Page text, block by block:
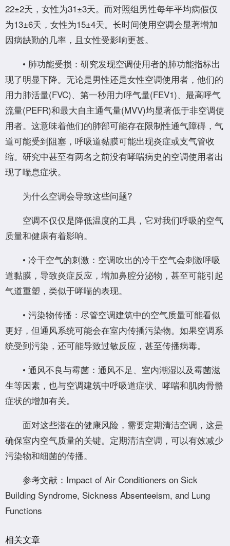
22±2天，女性为31±3天。而对照组男性每年平均病假仅
为13±6天，女性为15±4天。长时间使用空调会显著增加
因病缺勤的几率，且女性受影响更甚。
• 肺功能受损：研究发现空调使用者的肺功能指标出
现了明显下降。无论是男性还是女性空调使用者，他们的
用力肺活量(FVC)、第一秒用力呼气量(FEV1)、最高呼气
流量(PEFR)和最大自主通气量(MVV)均显著低于非空调使
用者。这意味着他们的肺部可能存在限制性通气障碍，气
道可能受到阻塞，呼吸道黏膜可能出现炎症或支气管收
缩。研究中甚至有两名之前没有哮喘病史的空调使用者出
现了喘息症状。
为什么空调会导致这些问题?
空调不仅仅是降低温度的工具，它对我们呼吸的空气
质量和健康有着影响。
• 冷干空气的刺激：空调吹出的冷干空气会刺激呼吸
道黏膜，导致炎症反应，增加鼻腔分泌物，甚至可能引起
气道重塑，类似于哮喘的表现。
• 污染物传播：尽管空调建筑中的空气质量可能看似
更好，但通风系统可能会在室内传播污染物。如果空调系
统受到污染，还可能导致过敏反应，甚至传播病毒。
• 通风不良与霉菌：通风不足、室内潮湿以及霉菌滋
生等因素，也与空调建筑中呼吸道症状、哮喘和肌肉骨骼
症状的增加有关。
面对这些潜在的健康风险，需要定期清洁空调，这是
确保室内空气质量的关键。定期清洁空调，可以有效减少
污染物和细菌的传播。
参考文献：Impact of Air Conditioners on Sick
Building Syndrome, Sickness Absenteeism, and Lung
Functions
相关文章